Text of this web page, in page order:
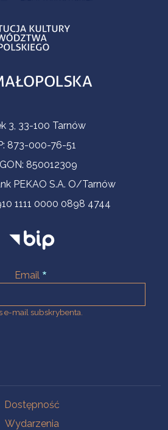
3, 33-100 Tarnów
873-000-76-51
850012309
PEKAO S.A. O/Tarnów
1111 0000 0898 4744
Email
e-mail subskrybenta.
Dostępność
Wydarzenia